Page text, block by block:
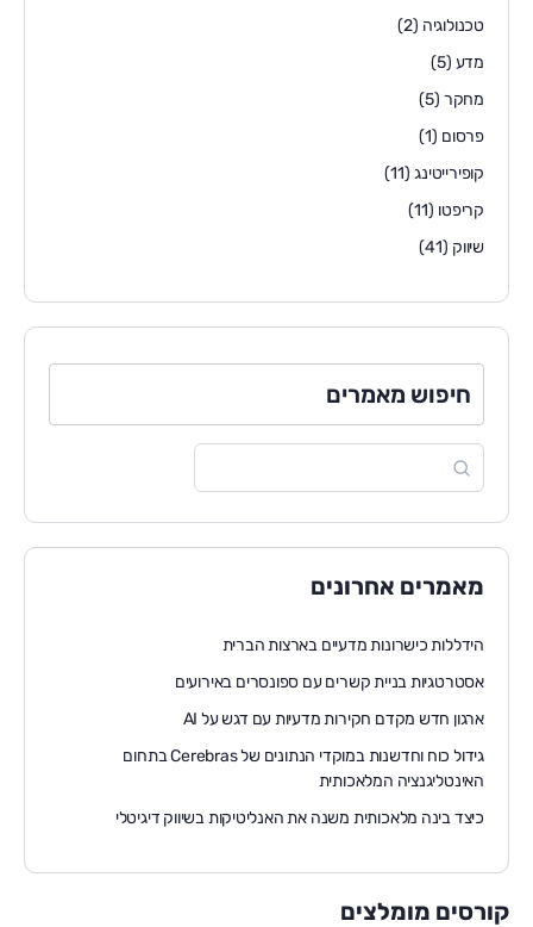
טכנולוגיה (2)
מדע (5)
מחקר (5)
פרסום (1)
קופירייטינג(11)
קריפטו (11)
שיווק (41)
חיפוש מאמרים
מאמרים אחרונים
הידללות כישרונות מדעיים בארצות הברית
אסטרטגיות בניית קשרים עם ספונסרים באירועים
ארגון חדש מקדם חקירות מדעיות עם דגש על AI
גידול כוח וחדשנות במוקדי הנתונים של Cerebras בתחום
האינטליגנציה המלאכותית
כיצד בינה מלאכותית משנה את האנליטיקות בשיווק דיגיטלי
קורסים מומלצים